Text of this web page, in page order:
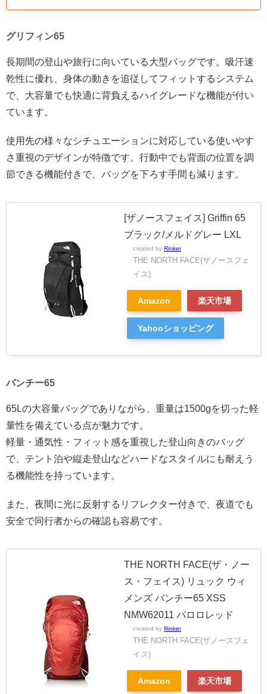
グリフィン65
長期間の登山や旅行に向いている大型バッグです。吸汗速
乾性に優れ、身体の動きを追従してフィットするシステム
で、大容量でも快適に背負えるハイグレードな機能が付い
ています。
使用先の様々なシチュエーションに対応している使いやす
さ重視のデザインが特徴です。行動中でも背面の位置を調
節できる機能付きで、バッグを下ろす手間も減ります。
[ザノースフェイス] Griffin 65
ブラック/メルドグレー LXL
created by Rinker
THE NORTH FACE(ザノースフェ
イス)
Amazon 楽天市場
Yahooショッピング
バンチー65
65Lの大容量バッグでありながら、重量は1500gを切った軽
量性を備えている点が魅力です。
軽量・通気性・フィット感を重視した登山向きのバッグ
で、テント泊や縦走登山などハードなスタイルにも耐えう
る機能性を持っています。
また、夜間に光に反射するリフレクター付きで、夜道でも
安全で同行者からの確認も容易です。
THE NORTH FACE(ザ・ノー
ス・フェイス) リュック ウィ
メンズ バンチー65 XSS
NMW62011 バロロレッド
created by Rinker
THE NORTH FACE(ザノースフェ
イス)
Amazon 楽天市場